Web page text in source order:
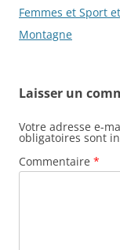
des
articles
Femmes et Sport
Montagne
Laisser un
Votre adresse e-
obligatoires sont
Commentaire *